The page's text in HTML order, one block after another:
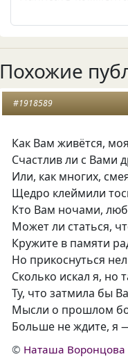
Похожие
#1918589
Как Вам живётся,
Счастлив ли с Вами
Или, как многих,
Щедро клеймили
Кто Вам ночами,
Может ли статься,
Кружите в памяти
Но прикоснуться
Сколько искал я, но
Ту, что затмила бы
Мысли о прошлом
Больше не ждите, я
© Наташа Воронцова